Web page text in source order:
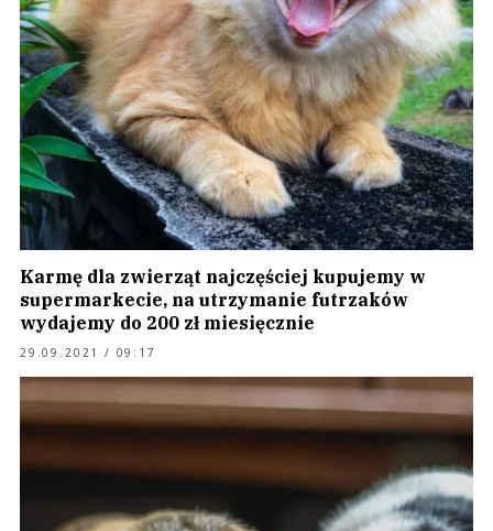
Karmę dla zwierząt najczęściej kupujemy w
supermarkecie, na utrzymanie futrzaków
wydajemy do 200 zł miesięcznie
29.09.2021 / 09:17